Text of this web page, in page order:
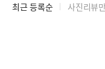
최근 등록순 사진리뷰